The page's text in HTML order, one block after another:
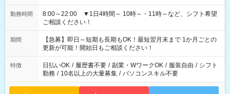
勤務時間
8:00～22:00 ▼1日4時間～ 10時～・11時～など、シフト希望
ご相談ください！
期間
【急募】即日～短期も長期もOK！最短翌月末まで 1か月ごとの
更新が可能！開始日もご相談ください！
特徴 日払いOK / 履歴書不要 / 副業・WワークOK / 服装自由 / シフト
勤務 / 10名以上の大量募集 / パソコンスキル不要